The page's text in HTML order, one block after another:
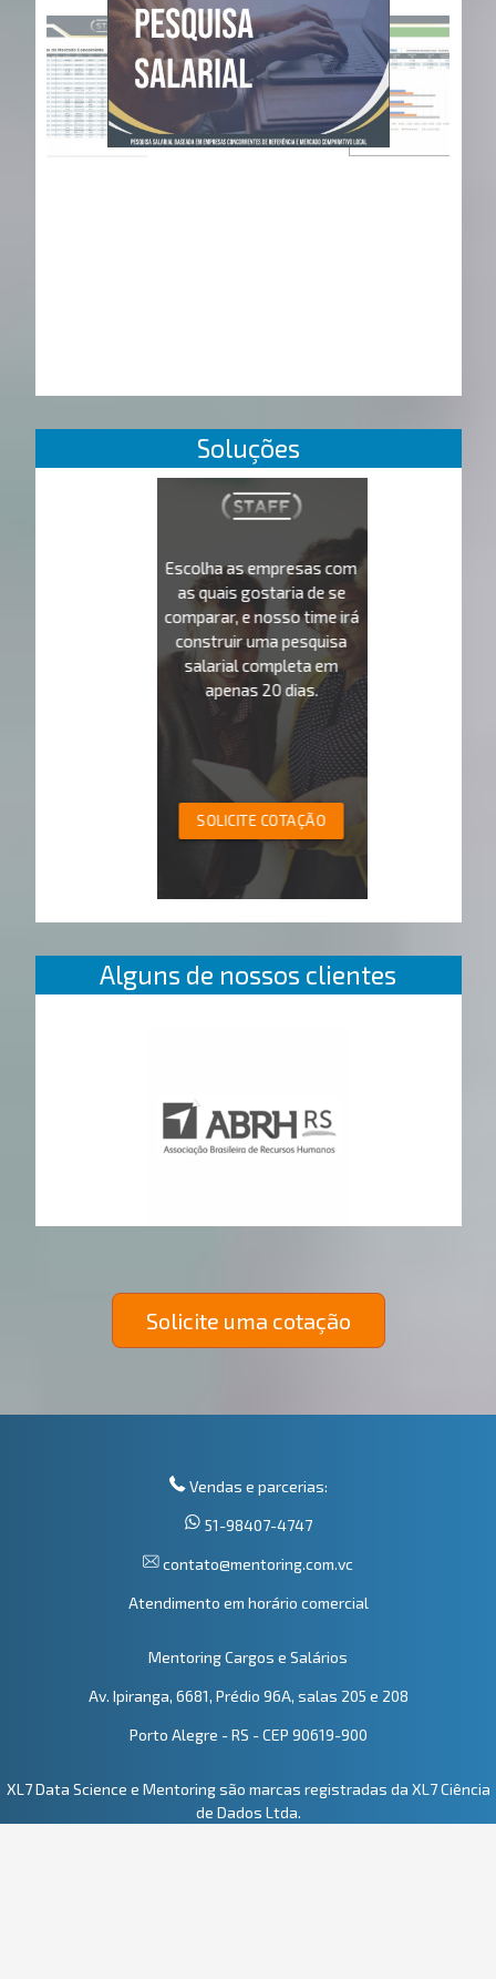
Soluções
Escolha as empresas com
as quais gostaria de se
comparar, e nosso time irá
construir uma pesquisa
salarial completa em
apenas 20 dias.
SOLICITE COTAÇÃO
Alguns de nossos clientes
Solicite uma cotação
Vendas e parcerias:
51-98407-4747
contato@mentoring.com.vc
Atendimento em horário comercial
Mentoring Cargos e Salários
Av. Ipiranga, 6681, Prédio 96A, salas 205 e 208
Porto Alegre - RS - CEP 90619-900
XL7 Data Science e Mentoring são marcas registradas da XL7 Ciência
de Dados Ltda.